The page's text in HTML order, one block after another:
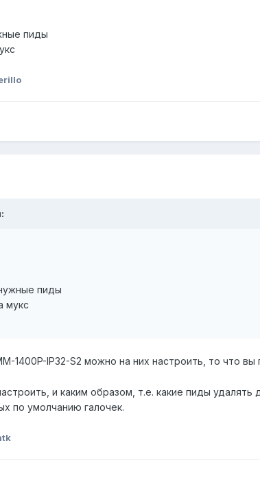
пиды
пиды
мукс
1400P-IP32-S2 можно на них настроить, то что вы
и каким образом, т.е. какие пиды удалять
по умолчанию галочек.